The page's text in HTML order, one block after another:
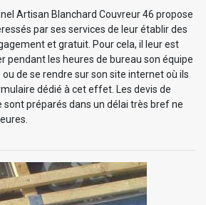
Artisan Blanchard Couvreur 46 propose
par ses services de leur établir des
et gratuit. Pour cela, il leur est
pendant les heures de bureau son équipe
de se rendre sur son site internet où ils
dédié à cet effet. Les devis de
préparés dans un délai très bref ne